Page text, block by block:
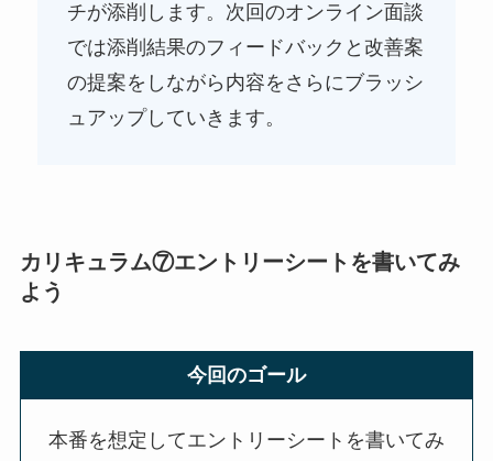
チが添削します。次回のオンライン面談
では添削結果のフィードバックと改善案
の提案をしながら内容をさらにブラッシ
ュアップしていきます。
カリキュラム⑦エントリーシートを書いてみ
よう
今回のゴール
本番を想定してエントリーシートを書いてみ